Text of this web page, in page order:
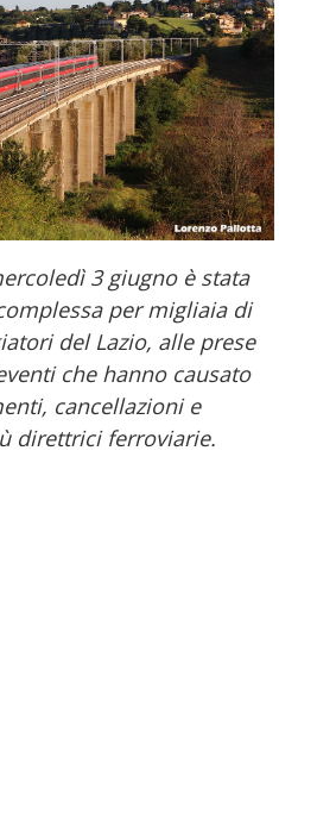
3 giugno è stata
per migliaia di
del Lazio, alle prese
che hanno causato
cancellazioni e
direttrici ferroviarie.